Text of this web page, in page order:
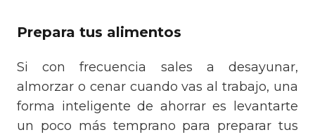
Prepara tus alimentos
Si con frecuencia sales a desayunar,
almorzar o cenar cuando vas al trabajo, una
forma inteligente de ahorrar es levantarte
un poco más temprano para preparar tus